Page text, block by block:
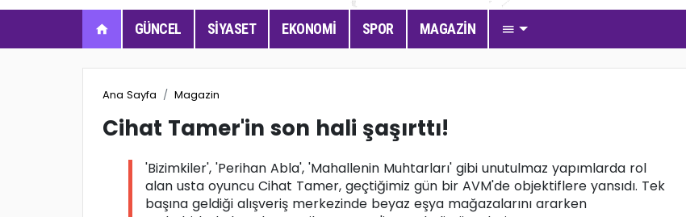
GÜNCEL SİYASET EKONOMİ SPOR MAGAZİN
Ana Sayfa Magazin
Cihat Tamer'in son hali şaşırttı!
'Bizimkiler', 'Perihan Abla', 'Mahallenin Muhtarları' gibi unutulmaz yapımlarda rol
alan usta oyuncu Cihat Tamer, geçtiğimiz gün bir AVM'de objektiflere yansıdı. Tek
başına geldiği alışveriş merkezinde beyaz eşya mağazalarını ararken